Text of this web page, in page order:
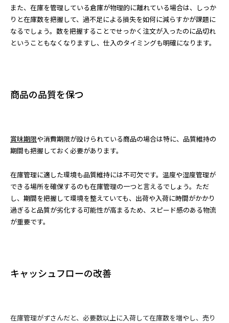
また、在庫を管理している倉庫が物理的に離れている場合は、しっか
りと在庫数を把握して、過不足による損失を如何に減らすかが課題に
なるでしょう。数を把握することでせっかく注文が入ったのに品切れ
ということもなくなりますし、仕入のタイミングも明確になります。
商品の品質を保つ
賞味期限や消費期限が設けられている商品の場合は特に、品質維持の
期間も把握しておく必要があります。
在庫管理に適した環境も品質維持には不可欠です。温度や湿度管理が
できる場所を確保するのも在庫管理の一つと言えるでしょう。ただ
し、期間を把握して環境を整えていても、出荷や入荷に時間がかかり
過ぎると品質が劣化する可能性が高まるため、スピード感のある物流
が重要です。
キャッシュフローの改善
在庫管理がずさんだと、必要数以上に入荷して在庫数を増やし、売り